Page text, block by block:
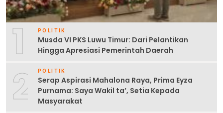
1 POLITIK
Musda VI PKS Luwu Timur: Dari Pelantikan
Hingga Apresiasi Pemerintah Daerah
2 POLITIK
Serap Aspirasi Mahalona Raya, Prima Eyza
Purnama: Saya Wakil ta’, Setia Kepada
Masyarakat